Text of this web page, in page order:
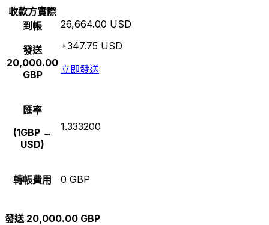
收款方實際
到帳
發送
20,000.00
GBP
26,664.00 USD
+347.75 USD
立即發送
匯率
(1GBP →
USD)
1.333200
轉帳費用 0 GBP
發送 20,000.00 GBP